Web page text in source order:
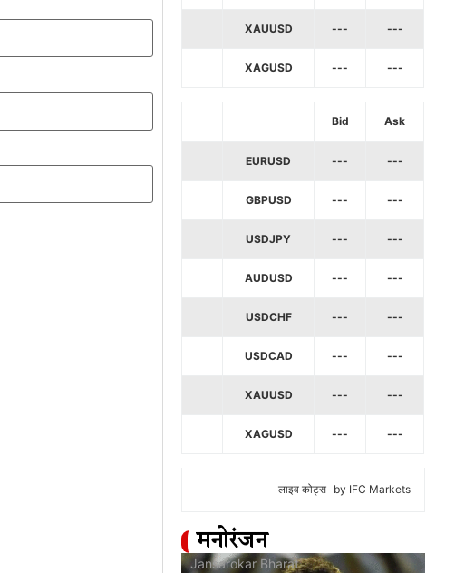
XAUUSD --- ---
XAGUSD --- ---
Bid Ask
EURUSD --- ---
GBPUSD --- ---
USDJPY --- ---
AUDUSD --- ---
USDCHF --- ---
USDCAD --- ---
XAUUSD --- ---
XAGUSD --- ---
लाइव कोट्स by IFC Markets
मनोरंजन
Jansarokar Bharat